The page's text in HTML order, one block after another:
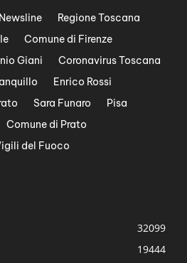
Newsline
Regione Toscana
Comune di Firenze
Giani
Coronavirus Toscana
Enrico Rossi
Sara Funaro
Pisa
Comune di Prato
del Fuoco
32099
19444